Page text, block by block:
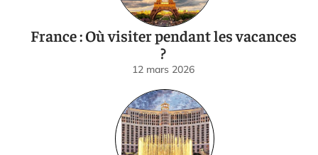
France : Où visiter pendant les vacances
?
12 mars 2026